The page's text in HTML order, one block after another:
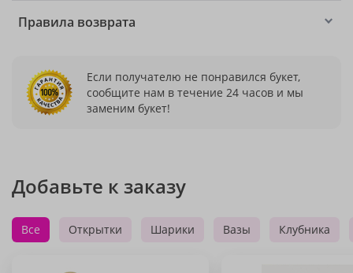
Правила возврата
Если получателю не понравился букет,
сообщите нам в течение 24 часов и мы
заменим букет!
Добавьте к заказу
Все Открытки Шарики Вазы Клубника